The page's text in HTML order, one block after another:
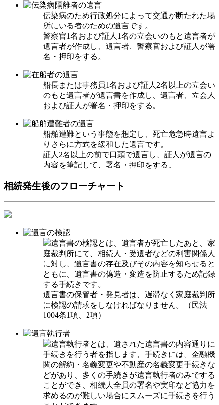
伝染病のため行政処分によって交通が断たれた場
所にいる者のための遺言です。
警察官1名および証人1名の立会いのもと遺言者が
遺言者が作成し、遺言者、警察官および証人が署
名・押印をする。
船長または事務員1名および証人2名以上の立会い
のもと遺言者が遺言書を作成し、遺言者、立会人
および証人が署名・押印をする。
船舶遭難という事態を想定し、死亡危急時遺言よ
りさらに方式を緩和した遺言です。
証人2名以上の前で口頭で遺言し、証人が遺言の
内容を筆記して、署名・押印をする。
相続発生後のフローチャート
遺言書の検認とは、遺言者が死亡したあと、家
庭裁判所にて、相続人・受遺者などの利害関係人
に対し、遺言書の存在及びその内容を知らせると
ともに、遺言書の偽造・変造を防止するため記録
する手続きです。
遺言書の保管者・発見者は、遅滞なく家庭裁判所
に検認の請求をしなければなりません。（民法
1004条1項、2項）
遺言執行者とは、遺された遺言書の内容通りに
手続きを行う者を指します。手続きには、金融機
関の解約・名義変更や不動産の名義変更手続きな
どがあり、多くの手続きが遺言執行者のみでする
ことができ、相続人全員の署名や実印など協力を
求めるのが難しい場合にスムーズに手続きを行う